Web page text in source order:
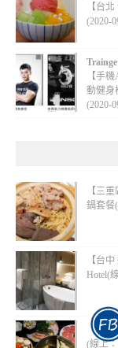
【台
(2020-
【手
動健身
(2020-
【三
鍋套餐
【台
Hotel(
【台
(線上